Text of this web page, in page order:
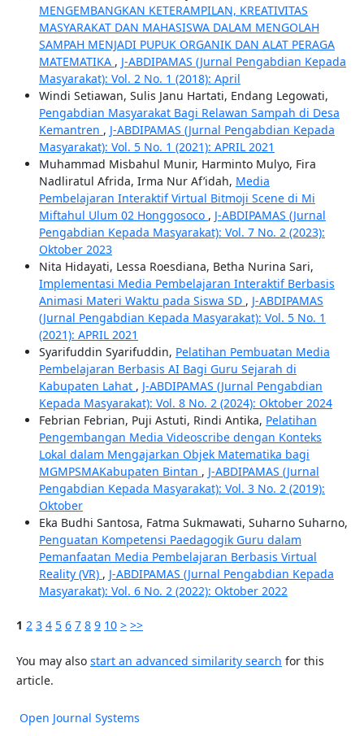
MENGEMBANGKAN KETERAMPILAN, KREATIVITAS
MASYARAKAT DAN MAHASISWA DALAM MENGOLAH
SAMPAH MENJADI PUPUK ORGANIK DAN ALAT PERAGA
MATEMATIKA , J-ABDIPAMAS (Jurnal Pengabdian Kepada
Masyarakat): Vol. 2 No. 1 (2018): April
Windi Setiawan, Sulis Janu Hartati, Endang Legowati,
Pengabdian Masyarakat Bagi Relawan Sampah di Desa
Kemantren , J-ABDIPAMAS (Jurnal Pengabdian Kepada
Masyarakat): Vol. 5 No. 1 (2021): APRIL 2021
Muhammad Misbahul Munir, Harminto Mulyo, Fira
Nadliratul Afrida, Irma Nur Af’idah, Media
Pembelajaran Interaktif Virtual Bitmoji Scene di Mi
Miftahul Ulum 02 Honggosoco , J-ABDIPAMAS (Jurnal
Pengabdian Kepada Masyarakat): Vol. 7 No. 2 (2023):
Oktober 2023
Nita Hidayati, Lessa Roesdiana, Betha Nurina Sari,
Implementasi Media Pembelajaran Interaktif Berbasis
Animasi Materi Waktu pada Siswa SD , J-ABDIPAMAS
(Jurnal Pengabdian Kepada Masyarakat): Vol. 5 No. 1
(2021): APRIL 2021
Syarifuddin Syarifuddin, Pelatihan Pembuatan Media
Pembelajaran Berbasis AI Bagi Guru Sejarah di
Kabupaten Lahat , J-ABDIPAMAS (Jurnal Pengabdian
Kepada Masyarakat): Vol. 8 No. 2 (2024): Oktober 2024
Febrian Febrian, Puji Astuti, Rindi Antika, Pelatihan
Pengembangan Media Videoscribe dengan Konteks
Lokal dalam Mengajarkan Objek Matematika bagi
MGMPSMAKabupaten Bintan , J-ABDIPAMAS (Jurnal
Pengabdian Kepada Masyarakat): Vol. 3 No. 2 (2019):
Oktober
Eka Budhi Santosa, Fatma Sukmawati, Suharno Suharno,
Penguatan Kompetensi Paedagogik Guru dalam
Pemanfaatan Media Pembelajaran Berbasis Virtual
Reality (VR) , J-ABDIPAMAS (Jurnal Pengabdian Kepada
Masyarakat): Vol. 6 No. 2 (2022): Oktober 2022
1 2 3 4 5 6 7 8 9 10 > >>
You may also start an advanced similarity search for this
article.
Open Journal Systems